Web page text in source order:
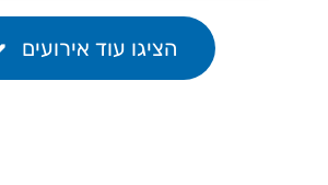
הציגו עוד אירועים